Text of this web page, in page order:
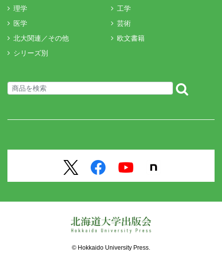
理学
工学
医学
芸術
北大関連／その他
欧文書籍
シリーズ別
© Hokkaido University Press.